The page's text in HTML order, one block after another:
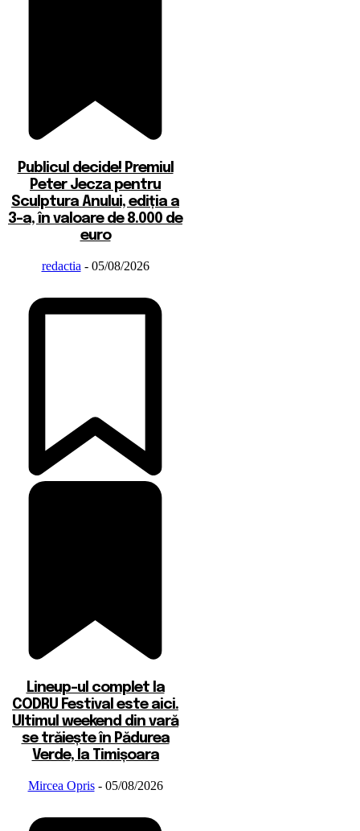
Publicul decide! Premiul
Peter Jecza pentru
Sculptura Anului, ediția a
3-a, în valoare de 8.000 de
euro
redactia - 05/08/2026
Lineup-ul complet la
CODRU Festival este aici.
Ultimul weekend din vară
se trăiește în Pădurea
Verde, la Timișoara
Mircea Opris - 05/08/2026